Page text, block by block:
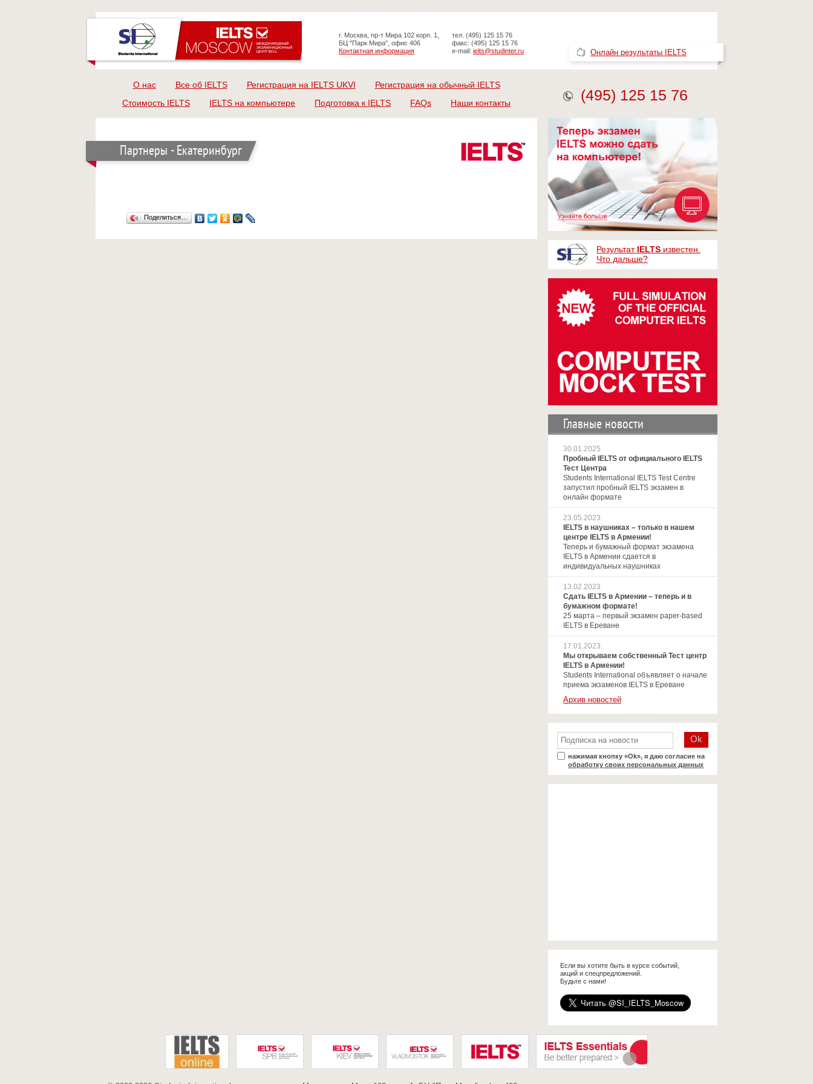
тел. (495) 125 15 76
факс: (495) 125 15 76
e-mail: ielts@studinter.ru
г. Москва, пр-т Мира 102 корп. 1,
БЦ "Парк Мира", офис 406
Контактная информация
Онлайн результаты IELTS
О нас Все об IELTS Регистрация на IELTS UKVI
Регистрация на обычный IELTS
Стоимость IELTS
IELTS на компьютере Подготовка к IELTS FAQs Наши контакты (495) 125 15 76
Партнеры - Екатеринбург
Поделиться…
Результат IELTS известен.
Что дальше?
Главные новости
30.01.2025
Пробный IELTS от официального IELTS
Тест Центра
Students International IELTS Test Centre
запустил пробный IELTS экзамен в
онлайн формате
23.05.2023
IELTS в наушниках – только в нашем
центре IELTS в Армении!
Теперь и бумажный формат экзамена
IELTS в Армении сдается в
индивидуальных наушниках
13.02.2023
Сдать IELTS в Армении – теперь и в
бумажном формате!
25 марта – первый экзамен paper-based
IELTS в Ереване
17.01.2023
Мы открываем собственный Тест центр
IELTS в Армении!
Students International объявляет о начале
приема экзаменов IELTS в Ереване
Архив новостей
нажимая кнопку «Ok», я даю согласие на
обработку своих персональных данных
Если вы хотите быть в курсе событий,
акций и спецпредложений.
Будьте с нами!